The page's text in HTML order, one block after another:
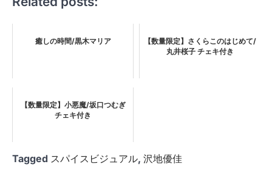
癒しの時間/黒木マリア
【数量限定】さくらこのはじめて/
丸井桜子 チェキ付き
【数量限定】小悪魔/坂口つむぎ
チェキ付き
Tagged スパイスビジュアル, 沢地優佳